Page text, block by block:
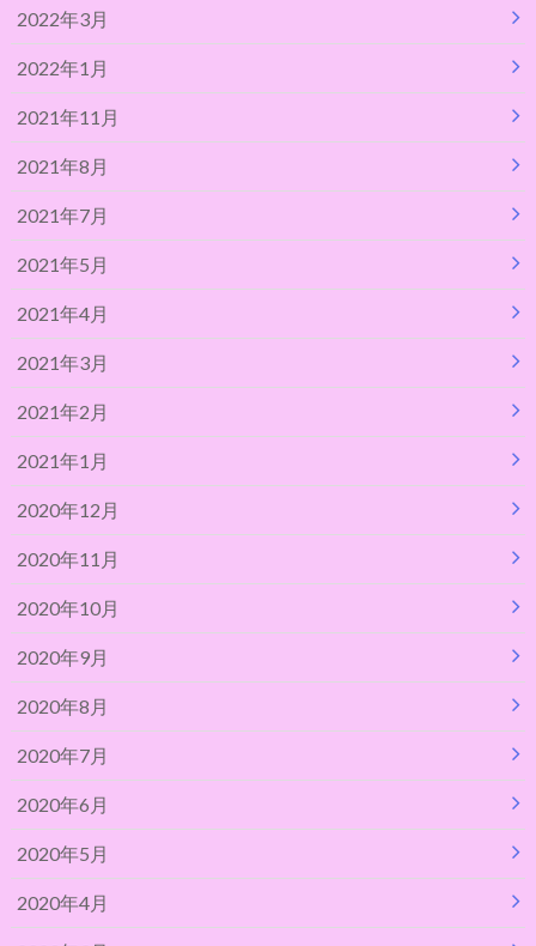
2022年3月
2022年1月
2021年11月
2021年8月
2021年7月
2021年5月
2021年4月
2021年3月
2021年2月
2021年1月
2020年12月
2020年11月
2020年10月
2020年9月
2020年8月
2020年7月
2020年6月
2020年5月
2020年4月